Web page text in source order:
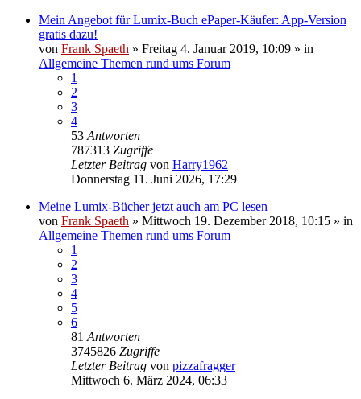
Mein Angebot für Lumix-Buch ePaper-Käufer: App-Version
gratis dazu!
von Frank Spaeth » Freitag 4. Januar 2019, 10:09 » in
Allgemeine Themen rund ums Forum
1
2
3
4
53 Antworten
787313 Zugriffe
Letzter Beitrag von Harry1962
Donnerstag 11. Juni 2026, 17:29
Meine Lumix-Bücher jetzt auch am PC lesen
von Frank Spaeth » Mittwoch 19. Dezember 2018, 10:15 » in
Allgemeine Themen rund ums Forum
1
2
3
4
5
6
81 Antworten
3745826 Zugriffe
Letzter Beitrag von pizzafragger
Mittwoch 6. März 2024, 06:33